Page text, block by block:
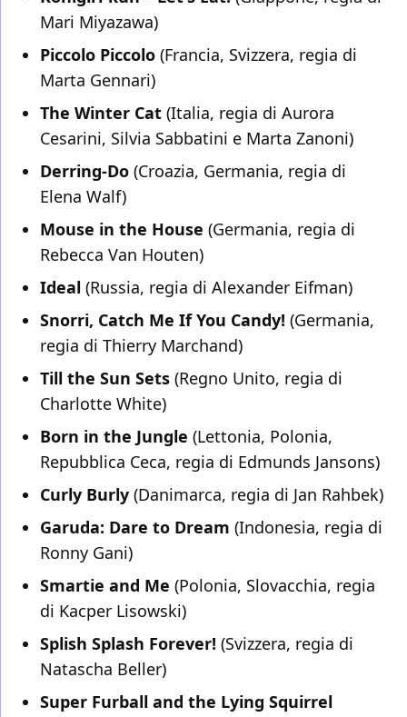
Mari Miyazawa)
Piccolo Piccolo (Francia, Svizzera, regia di
Marta Gennari)
The Winter Cat (Italia, regia di Aurora
Cesarini, Silvia Sabbatini e Marta Zanoni)
Derring-Do (Croazia, Germania, regia di
Elena Walf)
Mouse in the House (Germania, regia di
Rebecca Van Houten)
Ideal (Russia, regia di Alexander Eifman)
Snorri, Catch Me If You Candy! (Germania,
regia di Thierry Marchand)
Till the Sun Sets (Regno Unito, regia di
Charlotte White)
Born in the Jungle (Lettonia, Polonia,
Repubblica Ceca, regia di Edmunds Jansons)
Curly Burly (Danimarca, regia di Jan Rahbek)
Garuda: Dare to Dream (Indonesia, regia di
Ronny Gani)
Smartie and Me (Polonia, Slovacchia, regia
di Kacper Lisowski)
Splish Splash Forever! (Svizzera, regia di
Natascha Beller)
Super Furball and the Lying Squirrel